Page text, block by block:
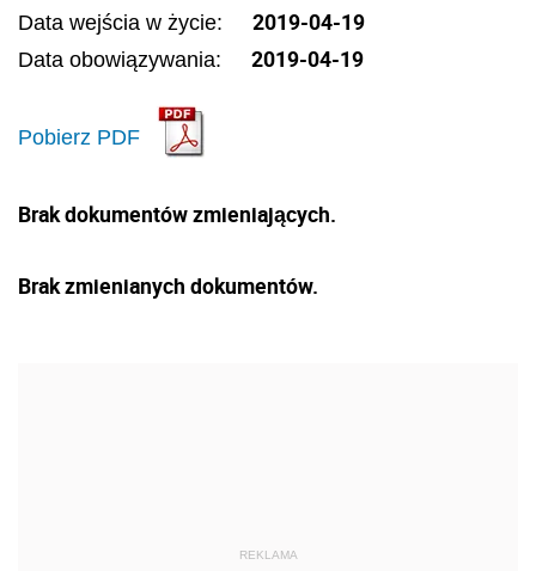
Data wejścia w życie: 2019-04-19
Data obowiązywania: 2019-04-19
Pobierz PDF
Brak dokumentów zmieniających.
Brak zmienianych dokumentów.